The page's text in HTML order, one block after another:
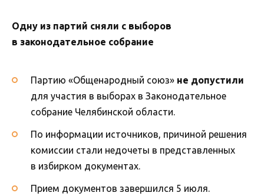
Одну из партий сняли с выборов
в законодательное собрание
Партию «Общенародный союз» не допустили
для участия в выборах в Законодательное
собрание Челябинской области.
По информации источников, причиной решения
комиссии стали недочеты в представленных
в избирком документах.
Прием документов завершился 5 июля.